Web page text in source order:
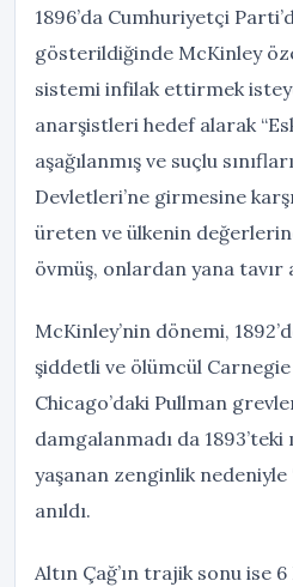
1896’da Cumhuriyetçi
gösterildiğinde McKinley
sistemi infilak ettirmek
anarşistleri hedef alarak
aşağılanmış ve suçlu
Devletleri’ne girmesine
üreten ve ülkenin
övmüş, onlardan yana tavır
McKinley’nin dönemi,
şiddetli ve ölümcül
Chicago’daki Pullman
damgalanmadı da
yaşanan zenginlik nedeniyle
anıldı.
Altın Çağ’ın trajik sonu ise 6